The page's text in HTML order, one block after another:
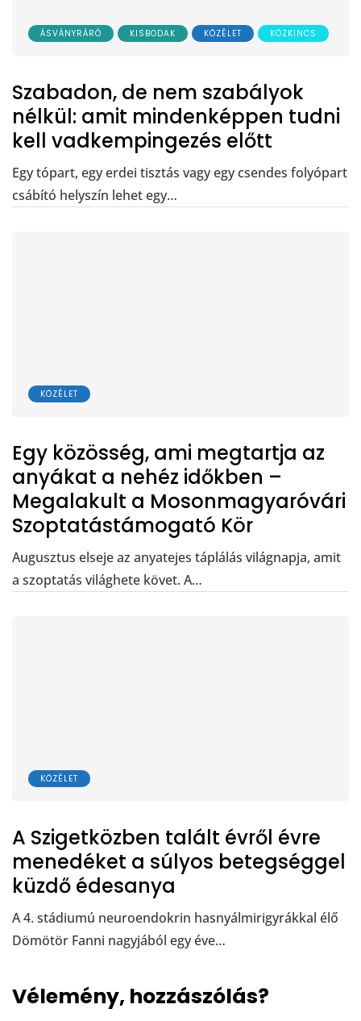
ÁSVÁNYRÁRÓ KISBODAK KÖZÉLET KÖZKINCS
Szabadon, de nem szabályok
nélkül: amit mindenképpen tudni
kell vadkempingezés előtt
Egy tópart, egy erdei tisztás vagy egy csendes folyópart
csábító helyszín lehet egy…
KÖZÉLET
Egy közösség, ami megtartja az
anyákat a nehéz időkben –
Megalakult a Mosonmagyaróvári
Szoptatástámogató Kör
Augusztus elseje az anyatejes táplálás világnapja, amit
a szoptatás világhete követ. A…
KÖZÉLET
A Szigetközben talált évről évre
menedéket a súlyos betegséggel
küzdő édesanya
A 4. stádiumú neuroendokrin hasnyálmirigyrákkal élő
Dömötör Fanni nagyjából egy éve…
Vélemény, hozzászólás?